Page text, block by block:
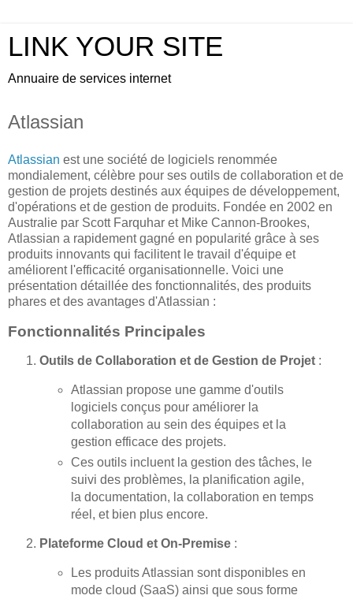
LINK YOUR SITE
Annuaire de services internet
Atlassian
Atlassian est une société de logiciels renommée
mondialement, célèbre pour ses outils de collaboration et de
gestion de projets destinés aux équipes de développement,
d'opérations et de gestion de produits. Fondée en 2002 en
Australie par Scott Farquhar et Mike Cannon-Brookes,
Atlassian a rapidement gagné en popularité grâce à ses
produits innovants qui facilitent le travail d'équipe et
améliorent l'efficacité organisationnelle. Voici une
présentation détaillée des fonctionnalités, des produits
phares et des avantages d'Atlassian :
Fonctionnalités Principales
Outils de Collaboration et de Gestion de Projet :
Atlassian propose une gamme d'outils
logiciels conçus pour améliorer la
collaboration au sein des équipes et la
gestion efficace des projets.
Ces outils incluent la gestion des tâches, le
suivi des problèmes, la planification agile,
la documentation, la collaboration en temps
réel, et bien plus encore.
Plateforme Cloud et On-Premise :
Les produits Atlassian sont disponibles en
mode cloud (SaaS) ainsi que sous forme